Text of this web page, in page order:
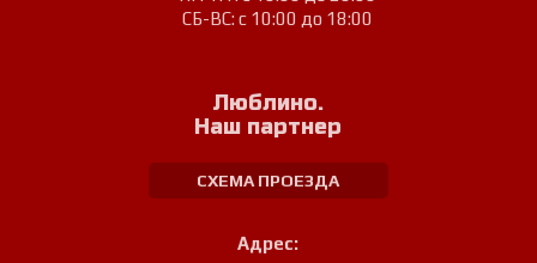
СБ-ВС: с 10:00 до 18:00
Люблино.
Наш партнер
СХЕМА ПРОЕЗДА
Адрес: